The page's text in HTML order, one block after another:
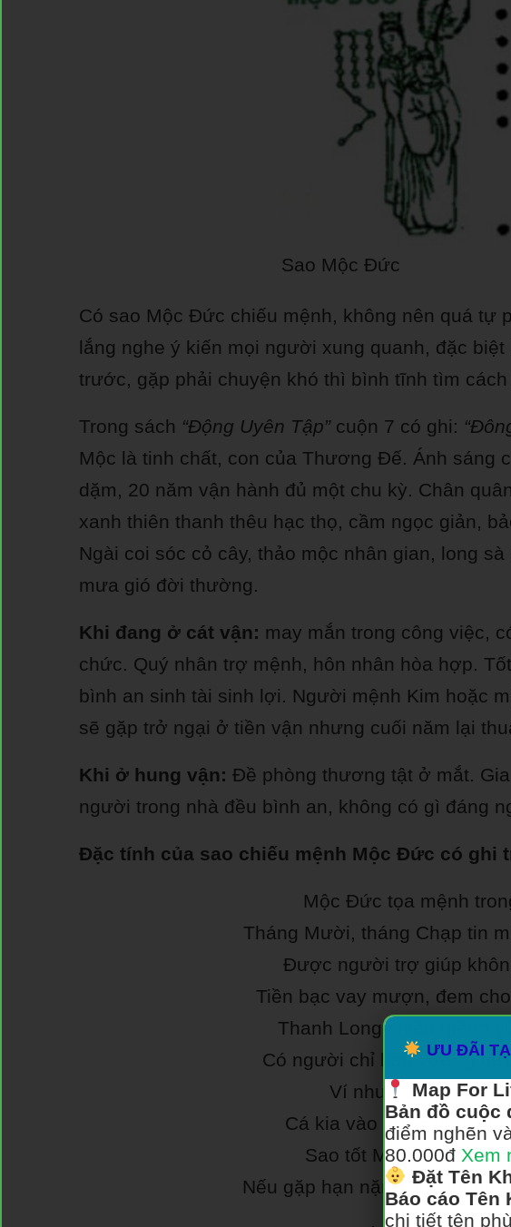
Sao Mộc Đức
Có sao Mộc Đức chiếu mệnh, không nên quá tự
lắng nghe ý kiến mọi người xung quanh, đặc
trước, gặp phải chuyện khó thì bình tĩnh tìm cách
Trong sách “Động Uyên Tập”cuộn 7 có ghi:
Mộc là tinh chất, con của Thương Đế. Ánh sáng
dặm, 20 năm vận hành đủ một chu kỳ. Chân
xanh thiên thanh thêu hạc thọ, cầm ngọc giản,
Ngài coi sóc cỏ cây, thảo mộc nhân gian, long
mưa gió đời thường.
Khi đang ở cát vận: may mắn trong công việc,
chức. Quý nhân trợ mệnh, hôn nhân hòa hợp.
bình an sinh tài sinh lợi. Người mệnh Kim hoặc
sẽ gặp trở ngại ở tiền vận nhưng cuối năm lại
Khi ở hung vận: Đề phòng thương tật ở mắt.
người trong nhà đều bình an, không có gì đáng
Đặc tính của sao chiếu mệnh Mộc Đức có ghi
Mộc Đức tọa mệnh
Tháng Mười, tháng Chạp tin
Được người trợ giúp
Tiền bạc vay mượn, đem
Thanh Long chiếu mệnh
Có người chỉ bảo vượng
Ví như trời tối gặp
Cá kia vào nước làm ăn
Sao tốt Mộc Đức Thái
Nếu gặp hạn nặng chớ khinh
ƯU ĐÃI
Map For
Bản đồ cuộc
điểm nghẽn
80.000đ Xem
Đặt Tên
Báo cáo Tên
chi tiết tên